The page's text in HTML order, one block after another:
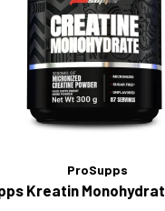
ProSupps
Kreatin